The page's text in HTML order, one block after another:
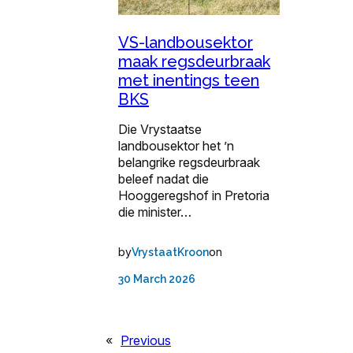
VS-landbousektor
maak regsdeurbraak
met inentings teen
BKS
Die Vrystaatse
landbousektor het ’n
belangrike regsdeurbraak
beleef nadat die
Hooggeregshof in Pretoria
die minister…
byVrystaatKroonon
30 March 2026
« Previous